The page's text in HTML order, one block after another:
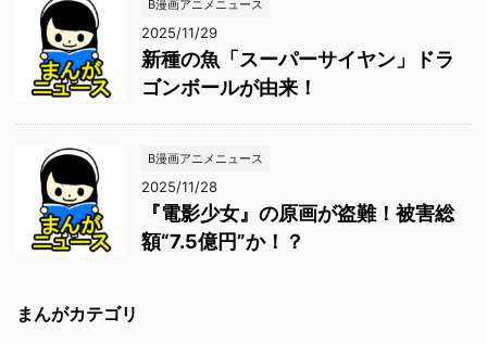
B漫画アニメニュース
2025/11/29
新種の魚「スーパーサイヤン」ドラ
ゴンボールが由来！
B漫画アニメニュース
2025/11/28
『電影少女』の原画が盗難！被害総
額“7.5億円”か！？
まんがカテゴリ